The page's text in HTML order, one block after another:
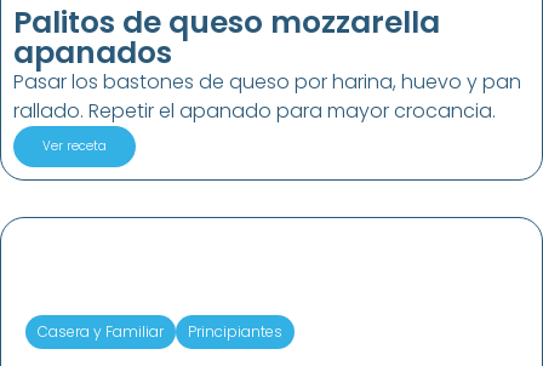
Palitos de queso mozzarella
apanados
Pasar los bastones de queso por harina, huevo y pan
rallado. Repetir el apanado para mayor crocancia.
Ver receta
Casera y Familiar Principiantes